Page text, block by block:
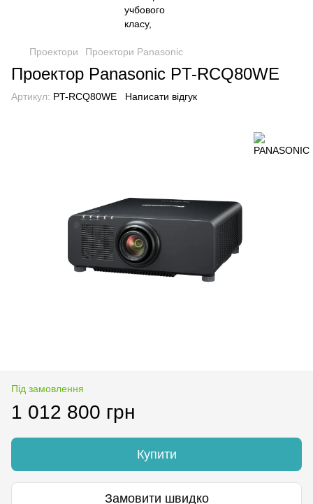
Проектори Проектори Panasonic
Проектор Panasonic PT-RCQ80WE
Артикул: PT-RCQ80WE Написати відгук
Під замовлення
1 012 800 грн
Купити
Замовити швидко